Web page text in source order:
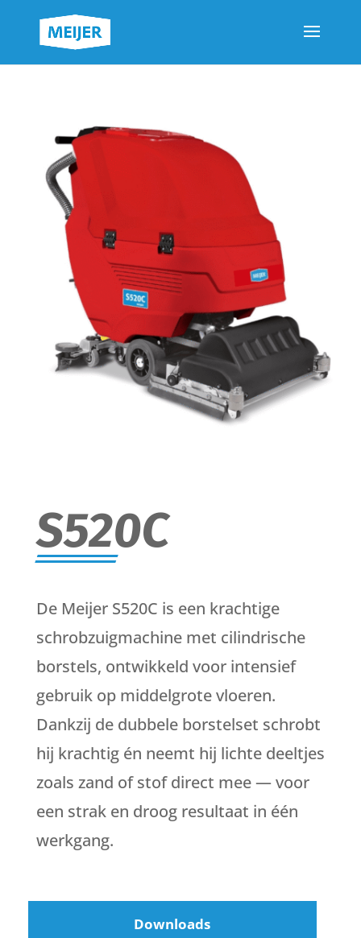
S520C
De Meijer S520C is een krachtige
schrobzuigmachine met cilindrische
borstels, ontwikkeld voor intensief
gebruik op middelgrote vloeren.
Dankzij de dubbele borstelset schrobt
hij krachtig én neemt hij lichte deeltjes
zoals zand of stof direct mee — voor
een strak en droog resultaat in één
werkgang.
Downloads